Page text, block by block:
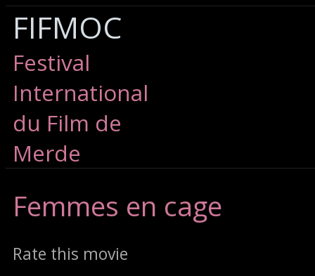
FIFMOC
Festival
International
du Film de
Merde
Femmes en cage
Rate this movie